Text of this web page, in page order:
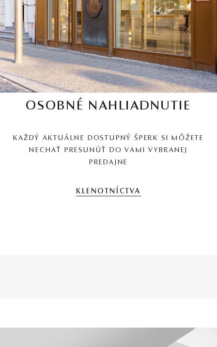
OSOBNÉ NAHLIADNUTIE
KAŽDÝ AKTUÁLNE DOSTUPNÝ ŠPERK SI MÔŽETE
NECHAŤ PRESUNÚŤ DO VAMI VYBRANEJ
PREDAJNE
KLENOTNÍCTVA